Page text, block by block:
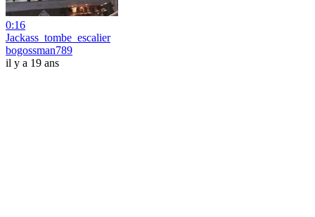
0:16
Jackass_tombe_escalier
bogossman789
il y a 19 ans